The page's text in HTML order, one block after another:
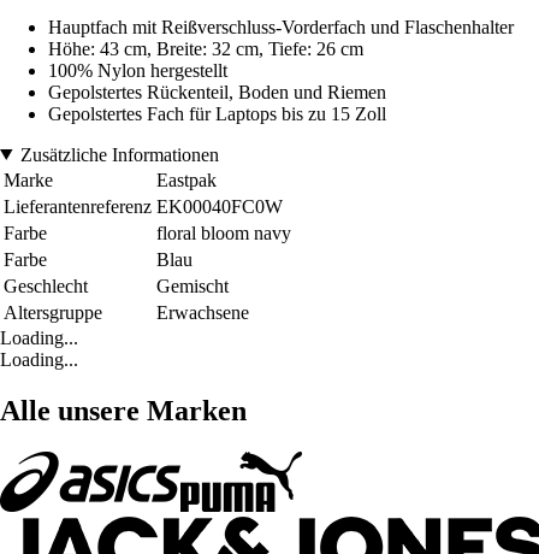
Hauptfach mit Reißverschluss-Vorderfach und Flaschenhalter
Höhe: 43 cm, Breite: 32 cm, Tiefe: 26 cm
100% Nylon hergestellt
Gepolstertes Rückenteil, Boden und Riemen
Gepolstertes Fach für Laptops bis zu 15 Zoll
Zusätzliche Informationen
Marke
Eastpak
Lieferantenreferenz EK00040FC0W
Farbe
floral bloom navy
Farbe
Blau
Geschlecht
Gemischt
Altersgruppe
Erwachsene
Loading...
Loading...
Alle unsere Marken